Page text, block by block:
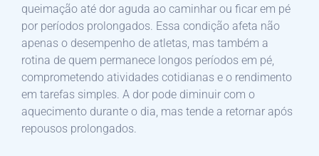
queimação até dor aguda ao caminhar ou ficar em pé
por períodos prolongados. Essa condição afeta não
apenas o desempenho de atletas, mas também a
rotina de quem permanece longos períodos em pé,
comprometendo atividades cotidianas e o rendimento
em tarefas simples. A dor pode diminuir com o
aquecimento durante o dia, mas tende a retornar após
repousos prolongados.